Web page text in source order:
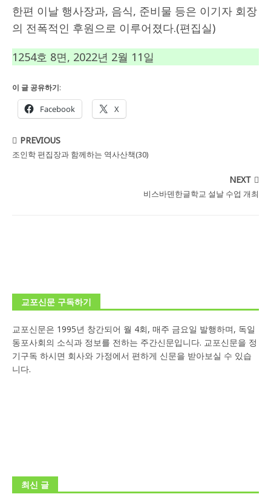
한편 이날 행사장과, 음식, 준비물 등은 이기자 회장
의 전폭적인 후원으로 이루어졌다.(편집실)
1254호 8면, 2022년 2월 11일
이 글 공유하기:
Facebook X
PREVIOUS
조인학 편집장과 함께하는 역사산책(30)
NEXT
비스바덴한글학교 설날 수업 개최
교포신문 구독하기
교포신문은 1995년 창간되어 월 4회, 매주 금요일 발행하며, 독일
동포사회의 소식과 정보를 전하는 주간신문입니다. 교포신문을 정
기구독 하시면 회사와 가정에서 편하게 신문을 받아보실 수 있습
니다.
최신 글